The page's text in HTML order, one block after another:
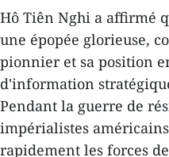
Hô Tiên Nghi a affirmé
une épopée glorieuse,
pionnier et sa position
d'information
Pendant la guerre de
impérialistes
rapidement les forces